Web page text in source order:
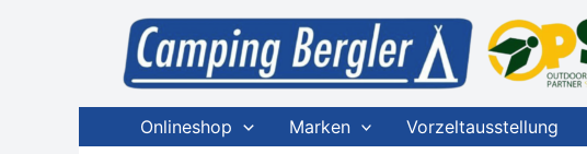
Onlineshop Marken Vorzeltausstellung